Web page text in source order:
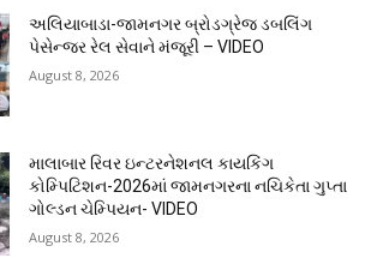
અલિયાબાડા-જામનગર બ્રોડગ્રેજ ડબલિંગ
પેસેન્જર રેલ સેવાને મંજૂરી – VIDEO
August 8, 2026
માલાબાર રિવર ઇન્ટરનેશનલ કાયકિંગ
કોમ્પિટિશન-2026માં જામનગરના નચિકેતા ગુપ્તા
ગોલ્ડન ચેમ્પિયન- VIDEO
August 8, 2026